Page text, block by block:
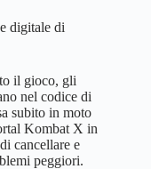
digitale di
il gioco, gli
nel codice di
subito in moto
Kombat X in
cancellare e
peggiori.